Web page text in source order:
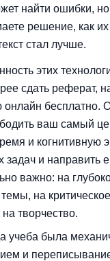
найти ошибки, но
решение, как их
стал лучше.
этих
сдать реферат,
онлайн бесплатно.
ваш самый
и когнитивную
задач и направить
важно: на
на критическое
творчество.
учеба была
и